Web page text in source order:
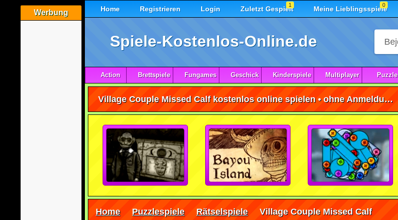
Werbung Home Registrieren Login Zuletzt Gespielt
1 Meine Lieblingsspiele
0
Spiele-Kostenlos-Online.de
Action Brettspiele Fungames Geschick Kinderspiele Multiplayer Puzzle
Village Couple Missed Calf kostenlos online spielen • ohne Anmeldung 🕹️
Home Puzzlespiele Rätselspiele Village Couple Missed Calf